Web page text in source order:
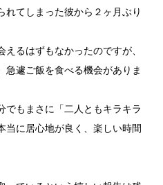
てしまった彼から２ヶ月ぶり
るはずもなかったのですが、
遽ご飯を食べる機会がありま
でもまさに「二人ともキラキラ
当に居心地が良く、楽しい時間